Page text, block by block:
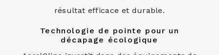
résultat efficace et durable.
Technologie de pointe pour un
décapage écologique